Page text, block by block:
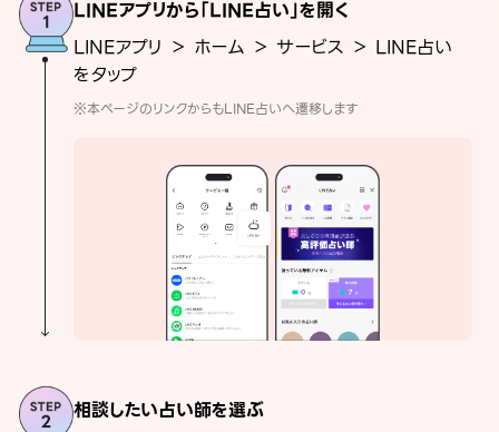
LINEアプリから「LINE占い」を開く
LINEアプリ ＞ ホーム ＞ サービス ＞ LINE占い
をタップ
※本ページのリンクからもLINE占いへ遷移します
相談したい占い師を選ぶ